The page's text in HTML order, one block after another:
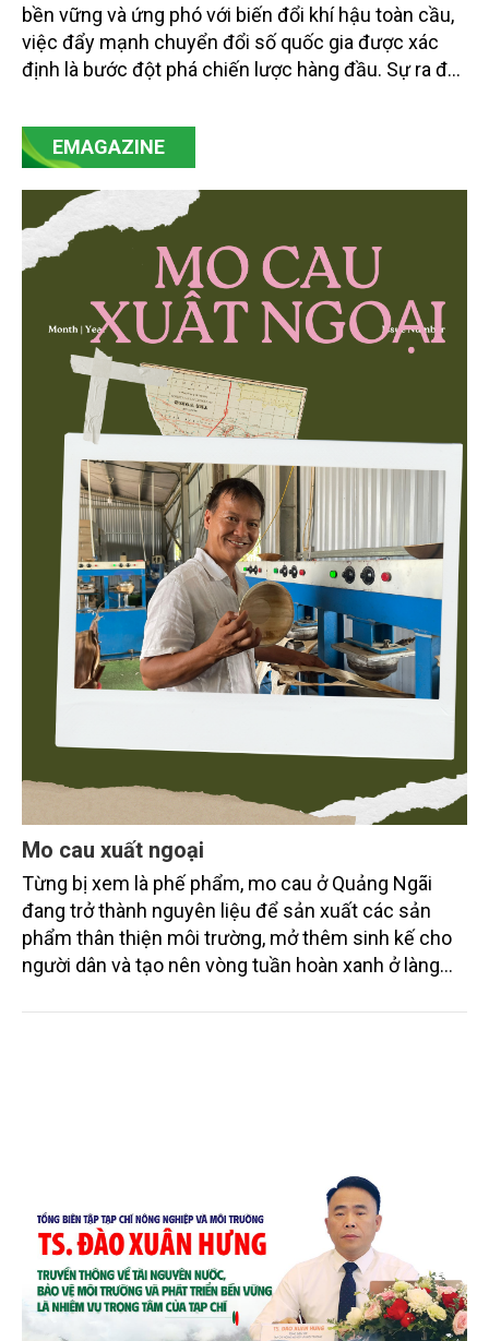
bền vững và ứng phó với biến đổi khí hậu toàn cầu,
việc đẩy mạnh chuyển đổi số quốc gia được xác
định là bước đột phá chiến lược hàng đầu. Sự ra đời
mạnh mẽ, thúc đẩy quá trình cải cách toàn diện,
minh bạch hóa chuỗi cung ứng và nâng cao hiệu
then chốt là nông nghiệp và môi trường.
EMAGAZINE
Mo cau xuất ngoại
Từng bị xem là phế phẩm, mo cau ở Quảng Ngãi
đang trở thành nguyên liệu để sản xuất các sản
phẩm thân thiện môi trường, mở thêm sinh kế cho
người dân và tạo nên vòng tuần hoàn xanh ở làng
chén, dĩa... từ mo cau đã được thị trường trong nước